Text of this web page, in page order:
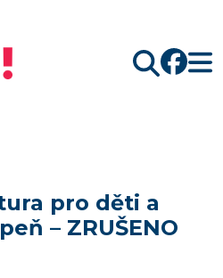
pro děti a
– ZRUŠENO